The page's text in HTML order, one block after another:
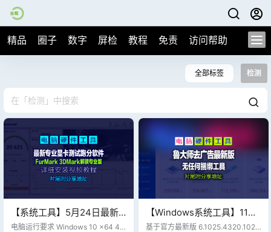
精品 圈子 数字 屏检 教程 免责 访问帮助
全部标签 检测
【系统工具】5月24日最新
专业显卡测试跑分软件
电脑运行要求 Windows 10 x64 4G
【Windows系统工具】11月
9日鲁大师去广告升级最新版
基于官方最新版 6.1025.4320.1022